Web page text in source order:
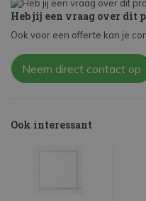
Heb jij een vraag over dit
Ook voor een offerte kan je
Neem direct contact op
Ook interessant